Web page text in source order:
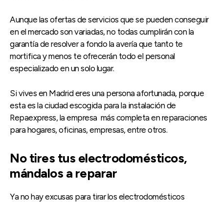
Aunque las ofertas de servicios que se pueden conseguir
en el mercado son variadas, no todas cumplirán con la
garantía de resolver a fondo la avería que tanto te
mortifica y menos te ofrecerán todo el personal
especializado en un solo lugar.
Si vives en Madrid eres una persona afortunada, porque
esta es la ciudad escogida para la instalación de
Repaexpress, la empresa más completa en reparaciones
para hogares, oficinas, empresas, entre otros.
No tires tus electrodomésticos,
mándalos a reparar
Ya no hay excusas para tirar los electrodomésticos